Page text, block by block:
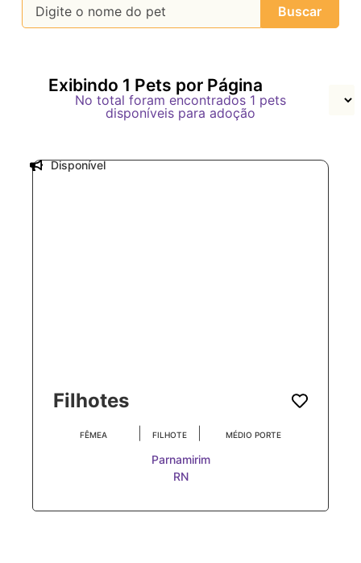
Buscar
Exibindo 1 Pets por Página
No total foram encontrados 1 pets
disponíveis para adoção
Filhotes
FÊMEA FILHOTE MÉDIO PORTE
Parnamirim
RN
Disponível